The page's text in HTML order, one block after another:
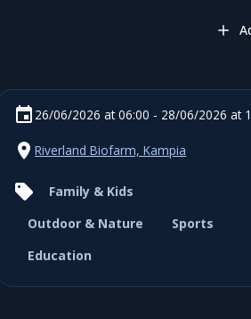
26/06/2026 at 06:00 - 28/06/2026 at
Riverland Biofarm, Kampia
Family & Kids
Outdoor & Nature
Sports
Education